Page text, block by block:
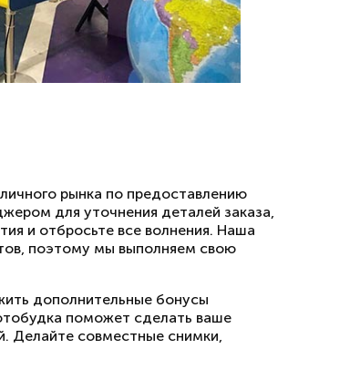
рынка по предоставлению
для уточнения деталей заказа,
и отбросьте все волнения. Наша
поэтому мы выполняем свою
дополнительные бонусы
поможет сделать ваше
Делайте совместные снимки,